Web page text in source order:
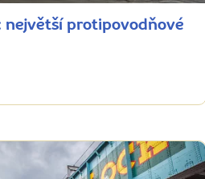
největší protipovodňové